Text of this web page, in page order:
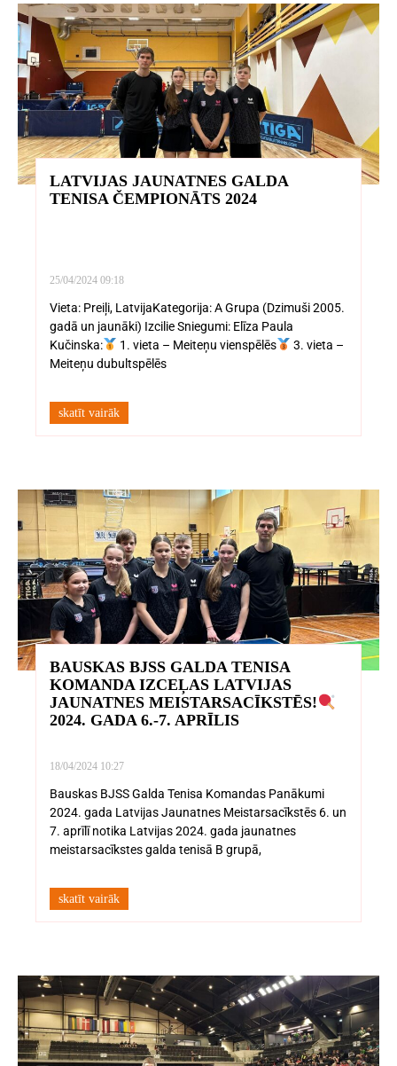
LATVIJAS JAUNATNES GALDA
TENISA ČEMPIONĀTS 2024
25/04/202409:18
Vieta: Preiļi, LatvijaKategorija: A Grupa (Dzimuši 2005.
gadā un jaunāki) Izcilie Sniegumi: Elīza Paula
Kučinska:
1. vieta – Meiteņu vienspēlēs
3. vieta –
Meiteņu dubultspēlēs
skatīt vairāk
BAUSKAS BJSS GALDA TENISA
KOMANDA IZCEĻAS LATVIJAS
JAUNATNES MEISTARSACĪKSTĒS!
2024. GADA 6.-7. APRĪLIS
18/04/2024 10:27
Bauskas BJSS Galda Tenisa Komandas Panākumi
2024. gada Latvijas Jaunatnes Meistarsacīkstēs 6. un
7. aprīlī notika Latvijas 2024. gada jaunatnes
meistarsacīkstes galda tenisā B grupā,
skatīt vairāk